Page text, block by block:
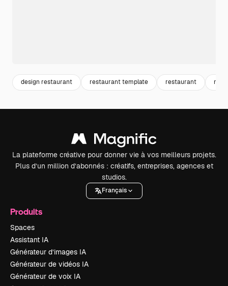
design restaurant restaurant template restaurant
La plateforme créative pour donner vie à vos meilleurs projets.
Plus d’un million d’abonnés : créatifs, entreprises, agences et
studios.
Français
Produits
Spaces
Assistant IA
Générateur d’images IA
Générateur de vidéos IA
Générateur de voix IA